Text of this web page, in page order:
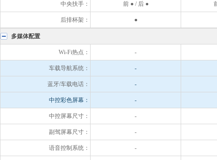
中央扶手： 前 ● / 后 ●
后排杯架： ●
多媒体配置
Wi-Fi热点： -
车载导航系统： -
蓝牙/车载电话： -
中控彩色屏幕： -
中控屏幕尺寸： -
副驾屏幕尺寸： -
语音控制系统： -